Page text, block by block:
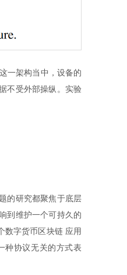
一架构当中，设备的
不受外部操纵。实验
的研究都聚焦于底层
到维护一个可持久的
数字货币区块链 应用
种协议无关的方式表